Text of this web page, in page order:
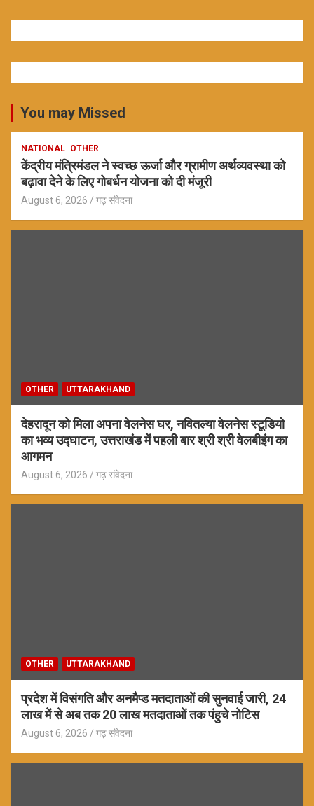
You may Missed
NATIONAL OTHER
केंद्रीय मंत्रिमंडल ने स्वच्छ ऊर्जा और ग्रामीण अर्थव्यवस्था को
बढ़ावा देने के लिए गोबर्धन योजना को दी मंजूरी
August 6, 2026 गढ़ संवेदना
OTHER UTTARAKHAND
देहरादून को मिला अपना वेलनेस घर, नवितल्या वेलनेस स्टूडियो
का भव्य उद्घाटन, उत्तराखंड में पहली बार श्री श्री वेलबीइंग का
आगमन
August 6, 2026 गढ़ संवेदना
OTHER UTTARAKHAND
प्रदेश में विसंगति और अनमैप्ड मतदाताओं की सुनवाई जारी, 24
लाख में से अब तक 20 लाख मतदाताओं तक पंहुचे नोटिस
August 6, 2026 गढ़ संवेदना